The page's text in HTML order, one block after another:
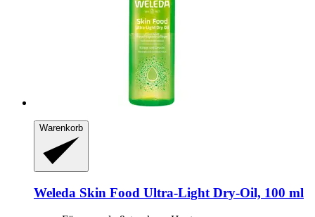
Warenkorb
Weleda Skin Food Ultra-​Light Dry-​Oil, 100 ml